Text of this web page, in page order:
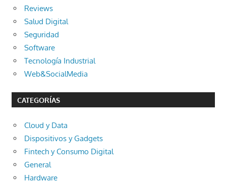
Reviews
Salud Digital
Seguridad
Software
Tecnología Industrial
Web&SocialMedia
CATEGORÍAS
Cloud y Data
Dispositivos y Gadgets
Fintech y Consumo Digital
General
Hardware